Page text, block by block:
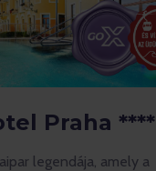
Praha ****
legendája, amely a